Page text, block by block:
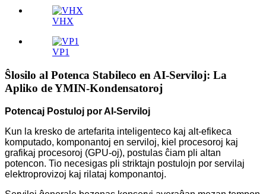
VHX
VP1
Ŝlosilo al Potenca Stabileco en AI-Serviloj: La
Apliko de YMIN-Kondensatoroj
Potencaj Postuloj por AI-Serviloj
Kun la kresko de artefarita inteligenteco kaj alt-efikeca
komputado, komponantoj en serviloj, kiel procesoroj kaj
grafikaj procesoroj (GPU-oj), postulas ĉiam pli altan
potencon. Tio necesigas pli striktajn postulojn por servilaj
elektroprovizoj kaj rilataj komponantoj.